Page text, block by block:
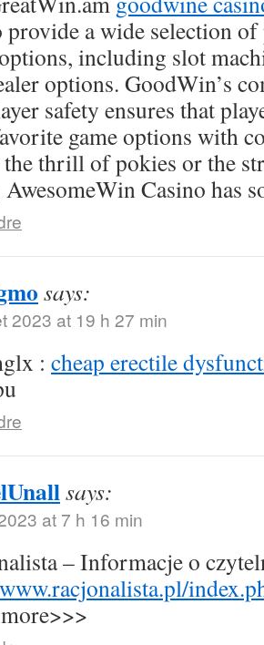
provide a wide selection
including slot
options. GoodWin’s
safety ensures that
game options with
thrill of pokies or the
AwesomeWin Casino has
says:
2023 at 19 h 27 min
: cheap erectile
says:
at 7 h 16 min
– Informacje o